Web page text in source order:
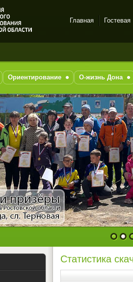
Главная Гостевая
Ориентирование О-жизнь Дона
1 2
Статистика